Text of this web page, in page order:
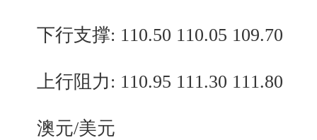
下行支撑: 110.50 110.05 109.70
上行阻力: 110.95 111.30 111.80
澳元/美元